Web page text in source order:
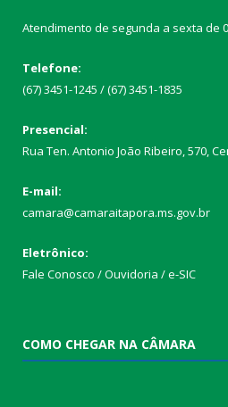
Atendimento de segunda a sexta de
Telefone:
(67) 3451-1245 / (67) 3451-1835
Presencial:
Rua Ten. Antonio João Ribeiro, 570,
E-mail:
camara@camaraitapora.ms.gov.br
Eletrônico:
Fale Conosco / Ouvidoria / e-SIC
COMO CHEGAR NA CÂMARA